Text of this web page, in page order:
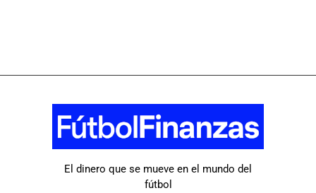
El dinero que se mueve en el mundo del
fútbol